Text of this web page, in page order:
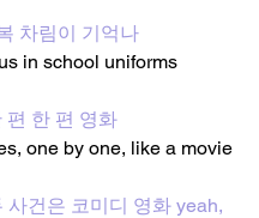
차림이 기억나
in school uniforms
편 한 편 영화
one by one, like a movie
사건은 코미디 영화 yeah,